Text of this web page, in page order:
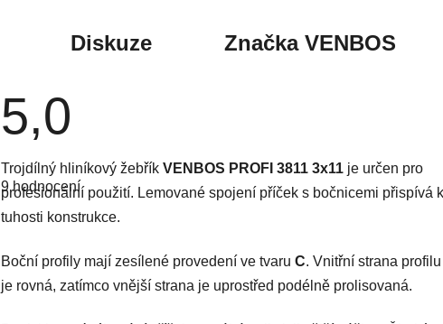
Diskuze ZnačkaVENBOS
5,0
Průměrné
hodnocení
produktu
je
5,0
hvězdiček.
9 hodnocení
Trojdílný hliníkový žebřík VENBOS PROFI 3811 3x11 je určen pro
profesionální použití. Lemované spojení příček s bočnicemi přispívá k
tuhosti konstrukce.
Boční profily mají zesílené provedení ve tvaru C. Vnitřní strana profilu
je rovná, zatímco vnější strana je uprostřed podélně prolisovaná.